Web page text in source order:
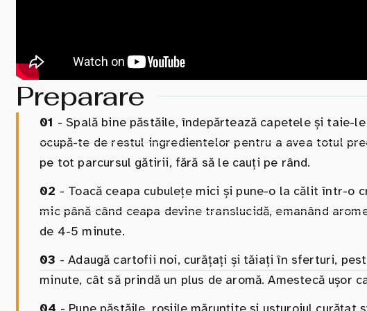
Preparare
01 - Spală bine păstăile, îndepărtează capetele și taie-
ocupă-te de restul ingredientelor pentru a avea totul
pe tot parcursul gătirii, fără să le cauți pe rând.
02 - Toacă ceapa cubulețe mici și pune-o la călit într-o
mic până când ceapa devine translucidă, emanând
de 4-5 minute.
03 - Adaugă cartofii noi, curățați și tăiați în sferturi,
minute, cât să prindă un plus de aromă. Amestecă ușor